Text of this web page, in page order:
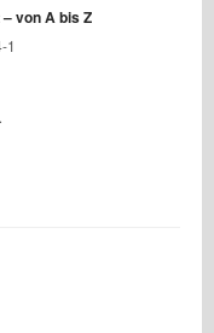
von A bis Z
1